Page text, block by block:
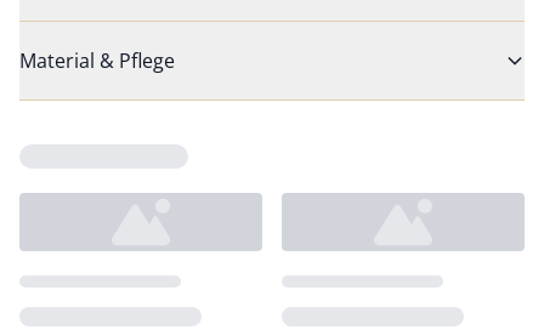
Material & Pflege